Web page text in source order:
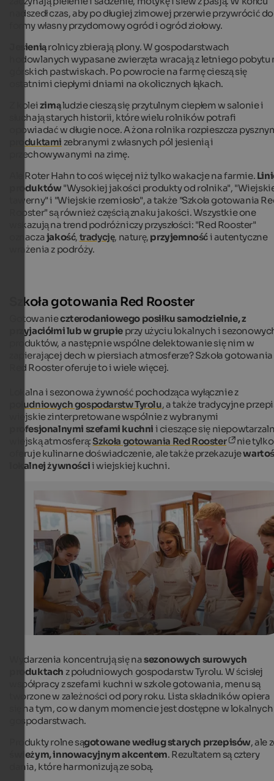
nadszedł czas, aby po długiej zimowej przerwie przywrócić do
formy własny przydomowy ogród i ogród ziołowy.
Jesieniąrolnicy zbierają plony. W gospodarstwach
hodowlanych wypasane zwierzęta wracają z letniego pobytu
górskich pastwiskach. Po powrocie na farmę cieszą się
ostatnimi ciepłymi dniami na okolicznych łąkach.
Z koleizimąludzie cieszą się przytulnym ciepłem w salonie i
słuchają starych historii, które wielu rolników potrafi
opowiadać w długie noce. A żona rolnika rozpieszcza
produktami zebranymi z własnych pól jesienią i
przechowywanymi na zimę.
Ale Roter Hahn to coś więcej niż tylko wakacje na farmie.
produktów"Wysokiej jakości produkty od rolnika",
tawerny" i "Wiejskie rzemiosło", a także "Szkoła gotowania
Rooster" są również częścią znaku jakości. Wszystkie one
wskazują na trend podróżniczy przyszłości: "Red Rooster"
oznaczajakość, tradycję, naturę, przyjemnośći autentyczne
wrażenia z podróży.
Szkoła gotowania Red Rooster
Red Rooster - Cookery School
Experience your personal cooking experience!
SBB/Roter Hahn - Benjamin Pfitscher
Gotowanieczterodaniowego posiłkusamodzielnie, z
przyjaciółmi lub w grupie przy użyciu lokalnych i
produktów, a następnie wspólne delektowanie się nim w
zapierającej dech w piersiach atmosferze? Szkoła gotowania
Red Rooster oferuje to i wiele więcej.
Lokalna i sezonowa żywność pochodząca wyłącznie z
południowych gospodarstw Tyrolu, a także tradycyjne
wiejskie zinterpretowane wspólnie z wybranymi
profesjonalnymi szefami kuchni i cieszące się
wiejską atmosferą:Szkoła gotowania Red Rooster
nie tylko
oferuje kulinarne doświadczenie, ale także przekazuje
lokalnej żywnościi wiejskiej kuchni.
Wydarzenia koncentrują się nasezonowych surowych
produktach z południowych gospodarstw Tyrolu. W ścisłej
współpracy z szefami kuchni w szkole gotowania, menu są
tworzone w zależności od pory roku. Lista składników opiera
się na tym, co w danym momencie jest dostępne w lokalnych
gospodarstwach.
Produkty rolne sągotowanewedług starych przepisów, ale
świeżym, innowacyjnym akcentem. Rezultatem są cztery
dania, które harmonizują ze sobą.